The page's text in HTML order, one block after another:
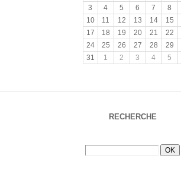
3
4 5 6 7 8
10
11 12 13 14 15
17
18 19 20 21 22
24
25 26 27 28 29
31
1 2 3 4 5
RECHERCHE